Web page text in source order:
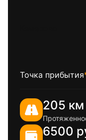
Точка прибытия
205 км
6500